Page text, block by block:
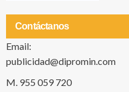
Contáctanos
Email:
publicidad@dipromin.com
M. 955 059 720